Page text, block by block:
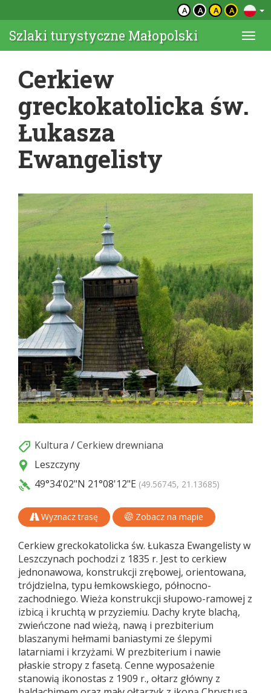
A A A A
Szlaki turystyczne Małopolski
Cerkiew
greckokatolicka św.
Łukasza
Ewangelisty
Kultura /Cerkiew drewniana
Leszczyny
49°34'02"N 21°08'12"E (49.56745, 21.13685)
Wyznacz trasę Zobacz na mapie
Cerkiew greckokatolicka św. Łukasza Ewangelisty w
Leszczynach pochodzi z 1835 r. Jest to cerkiew
jednonawowa, konstrukcji zrębowej, orientowana,
trójdzielna, typu łemkowskiego, północno-
zachodniego. Wieża konstrukcji słupowo-ramowej z
izbicą i kruchtą w przyziemiu. Dachy kryte blachą,
zwieńczone nad wieżą, nawą i prezbiterium
blaszanymi hełmami baniastymi ze ślepymi
latarniami i krzyżami. W prezbiterium i nawie
płaskie stropy z fasetą. Cenne wyposażenie
stanowią ikonostas z 1909 r., ołtarz główny z